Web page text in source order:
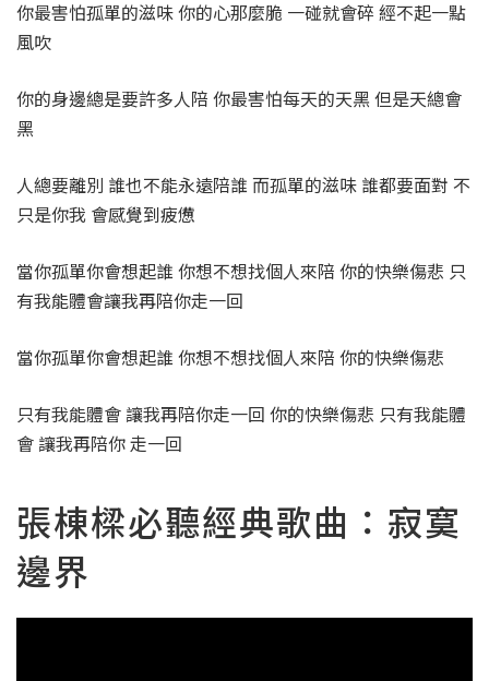
你最害怕孤單的滋味 你的心那麼脆 一碰就會碎 經不起一點
風吹
你的身邊總是要許多人陪 你最害怕每天的天黑 但是天總會
黑
人總要離別 誰也不能永遠陪誰 而孤單的滋味 誰都要面對 不
只是你我 會感覺到疲憊
當你孤單你會想起誰 你想不想找個人來陪 你的快樂傷悲 只
有我能體會讓我再陪你走一回
當你孤單你會想起誰 你想不想找個人來陪 你的快樂傷悲
只有我能體會 讓我再陪你走一回 你的快樂傷悲 只有我能體
會 讓我再陪你 走一回
張棟樑必聽經典歌曲：寂寞
邊界